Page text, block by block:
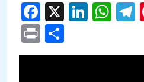
Facebook
X
Print